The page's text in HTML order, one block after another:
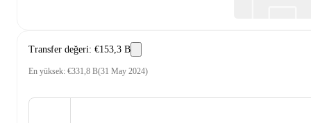
Transfer değeri: €153,3 B
En yüksek: €331,8 B(31 May 2024)